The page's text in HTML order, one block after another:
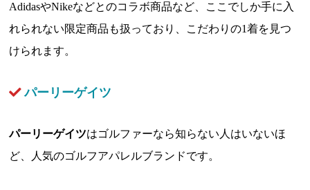
AdidasやNikeなどとのコラボ商品など、ここでしか手に入
れられない限定商品も扱っており、こだわりの1着を見つ
けられます。
パーリーゲイツ
パーリーゲイツはゴルファーなら知らない人はいないほ
ど、人気のゴルフアパレルブランドです。